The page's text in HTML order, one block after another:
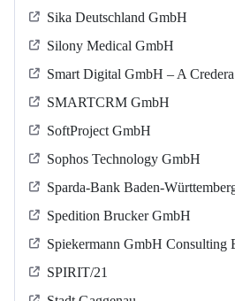
Sika Deutschland GmbH
Silony Medical GmbH
Smart Digital GmbH – A
SMARTCRM GmbH
SoftProject GmbH
Sophos Technology GmbH
Sparda-Bank Baden-
Spedition Brucker GmbH
Spiekermann GmbH Consulting
SPIRIT/21